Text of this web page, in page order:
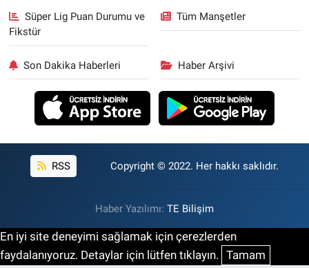
Süper Lig Puan Durumu ve
Fikstür
Tüm Manşetler
Son Dakika Haberleri Haber Arşivi
RSS Copyright © 2022. Her hakkı saklıdır.
Haber Yazılımı: TE Bilişim
En iyi site deneyimi sağlamak için çerezlerden
faydalanıyoruz. Detaylar için lütfen tıklayın. Tamam